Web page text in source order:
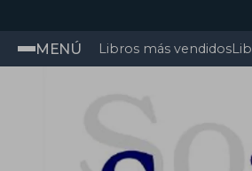
MENÚ Libros más vendidos